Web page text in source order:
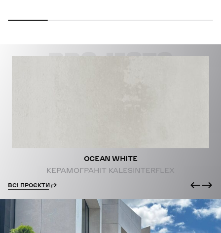
PROJECTS
OCEAN WHITE
КЕРАМОГРАНІТ KALESINTERFLEX
ВСІ ПРОЄКТИ